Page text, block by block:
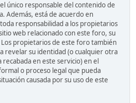
único responsable del contenido de
Además, está de acuerdo en
responsabilidad a los propietarios
web relacionado con este foro, su
Los propietarios de este foro también
revelar su identidad (o cualquier otra
en este servicio) en el
o proceso legal que pueda
causada por su uso de este